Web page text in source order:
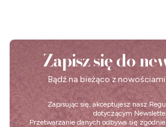
Zapisz się do
Bądź na bieżąco z
Zapisując się, akceptujesz nasz
dotyczącym
Przetwarzanie danych odbywa się